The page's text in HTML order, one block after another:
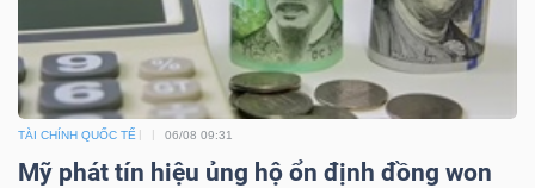
TÀI CHÍNH QUỐC TẾ 06/08 09:31
Mỹ phát tín hiệu ủng hộ ổn định đồng won
DỊCH
VỤ
TRUYỀN
THÔNG